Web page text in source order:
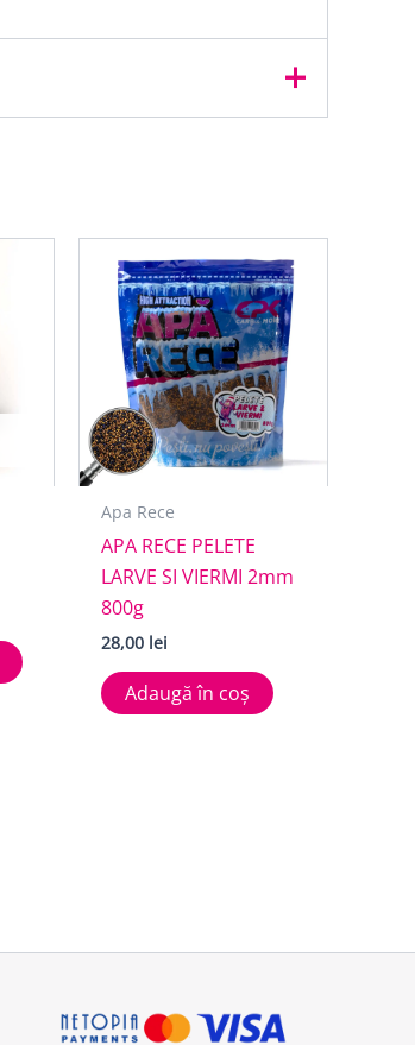
Apa Rece
APA RECE PELETE
LARVE SI VIERMI 2mm
800g
28,00 lei
Adaugă în coș